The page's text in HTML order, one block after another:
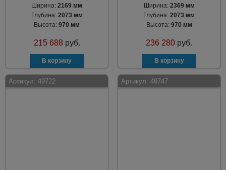
Ширина:2169 мм
Глубина: 2073 мм
Высота:970 мм
215 688 руб.
Ширина: 2369 мм
Глубина:2073 мм
Высота: 970 мм
236 280 руб.
Артикул: 49722 Артикул: 49747